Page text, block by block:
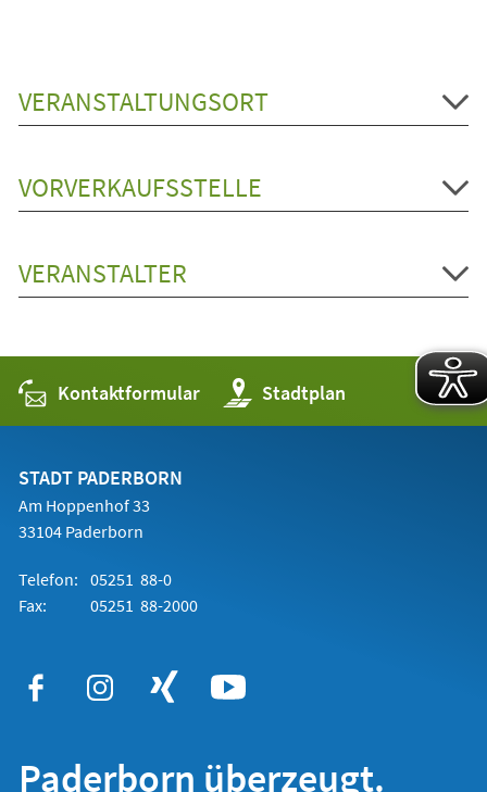
VERANSTALTUNGSORT
VORVERKAUFSSTELLE
VERANSTALTER
Kontaktformular Stadtplan
(Öffnet
in
einem
STADT PADERBORN
Am Hoppenhof 33
33104 Paderborn
Telefon: 05251 88-0
Fax:
05251 88-2000
Paderborn überzeugt.